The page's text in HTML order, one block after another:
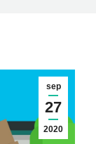
sep
27
2020